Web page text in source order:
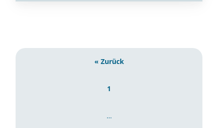
« Zurück
1
…